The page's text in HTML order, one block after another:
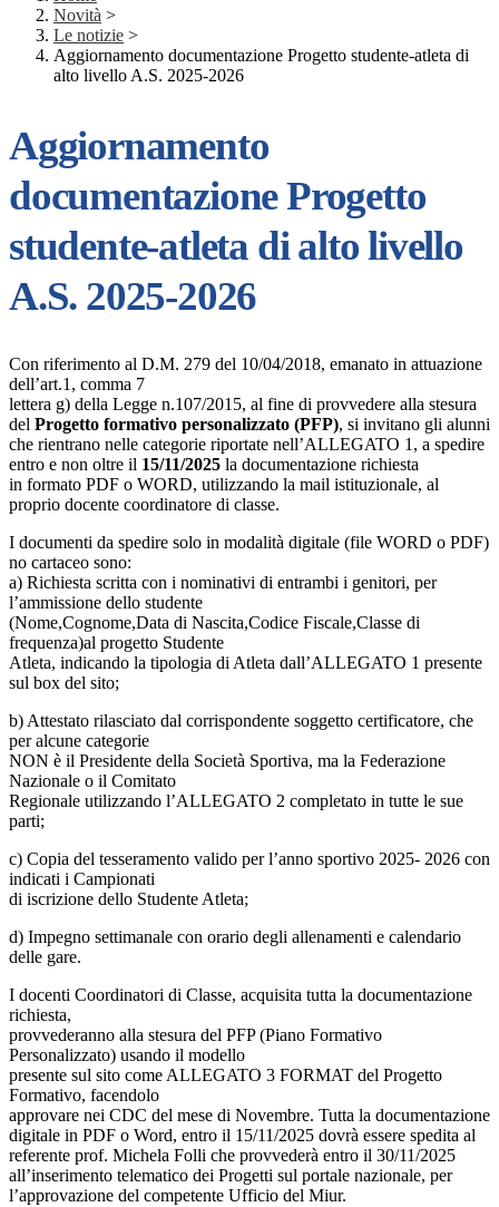
Novità >
Le notizie >
Aggiornamento documentazione Progetto studente-atleta di
alto livello A.S. 2025-2026
Aggiornamento
documentazione Progetto
studente-atleta di alto livello
A.S. 2025-2026
Con riferimento al D.M. 279 del 10/04/2018, emanato in attuazione
dell’art.1, comma 7
lettera g) della Legge n.107/2015, al fine di provvedere alla stesura
del Progetto formativo personalizzato (PFP), si invitano gli alunni
che rientrano nelle categorie riportate nell’ALLEGATO 1, a spedire
entro e non oltre il 15/11/2025 la documentazione richiesta
in formato PDF o WORD, utilizzando la mail istituzionale, al
proprio docente coordinatore di classe.
I documenti da spedire solo in modalità digitale (file WORD o PDF)
no cartaceo sono:
a) Richiesta scritta con i nominativi di entrambi i genitori, per
l’ammissione dello studente
(Nome,Cognome,Data di Nascita,Codice Fiscale,Classe di
frequenza)al progetto Studente
Atleta, indicando la tipologia di Atleta dall’ALLEGATO 1 presente
sul box del sito;
b) Attestato rilasciato dal corrispondente soggetto certificatore, che
per alcune categorie
NON è il Presidente della Società Sportiva, ma la Federazione
Nazionale o il Comitato
Regionale utilizzando l’ALLEGATO 2 completato in tutte le sue
parti;
c) Copia del tesseramento valido per l’anno sportivo 2025- 2026 con
indicati i Campionati
di iscrizione dello Studente Atleta;
d) Impegno settimanale con orario degli allenamenti e calendario
delle gare.
I docenti Coordinatori di Classe, acquisita tutta la documentazione
richiesta,
provvederanno alla stesura del PFP (Piano Formativo
Personalizzato) usando il modello
presente sul sito come ALLEGATO 3 FORMAT del Progetto
Formativo, facendolo
approvare nei CDC del mese di Novembre. Tutta la documentazione
digitale in PDF o Word, entro il 15/11/2025 dovrà essere spedita al
referente prof. Michela Folli che provvederà entro il 30/11/2025
all’inserimento telematico dei Progetti sul portale nazionale, per
l’approvazione del competente Ufficio del Miur.